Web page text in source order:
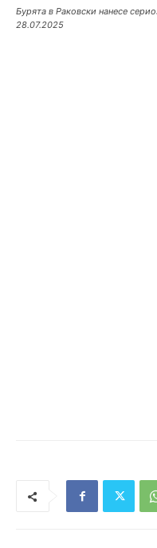
Бурята в Раковски нанесе
28.07.2025